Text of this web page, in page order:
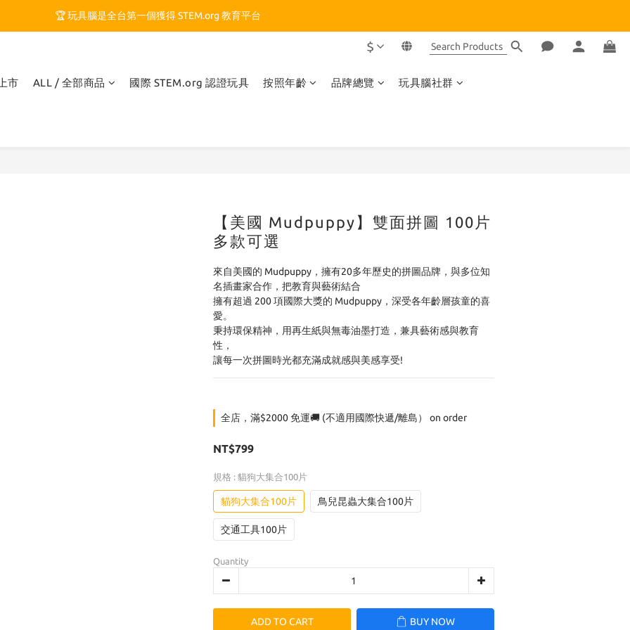
🏆 玩具腦是全台第一個獲得 STEM.org 教育平台
🏆 玩具腦是全台第一個獲得 STEM.org 教育平台
🏆 玩具腦是全台第一個獲得 STEM.org 教育平台
$
市 ALL / 全部商品 國際 STEM.org 認證玩具 按照年齡 品牌總覽 玩具腦社群
【美國 Mudpuppy】雙面拼圖 100片
多款可選
來自美國的 Mudpuppy，擁有20多年歷史的拼圖品牌，與多位知
名插畫家合作，把教育與藝術結合
擁有超過 200 項國際大獎的 Mudpuppy，深受各年齡層孩童的喜
愛。
秉持環保精神，用再生紙與無毒油墨打造，兼具藝術感與教育
性，
讓每一次拼圖時光都充滿成就感與美感享受!
全店，滿$2000 免運🚚 (不適用國際快遞/離島） on order
NT$799
規格 : 貓狗大集合100片
貓狗大集合100片 鳥兒昆蟲大集合100片
交通工具100片
Quantity
ADD TO CART BUY NOW